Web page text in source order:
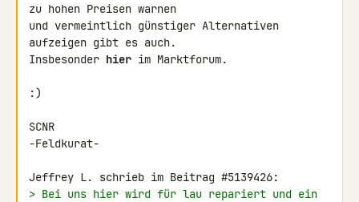
zu hohen Preisen warnen
und vermeintlich günstiger Alternativen
aufzeigen gibt es auch.
Insbesonder hier im Marktforum.
:)
SCNR
-Feldkurat-
> Bei uns hier wird für lau repariert und ein